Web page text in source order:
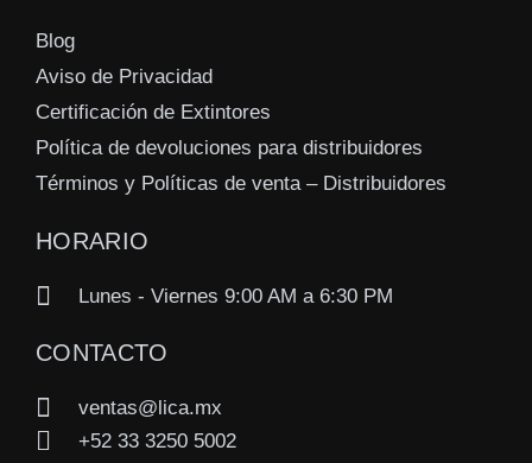
Blog
Aviso de Privacidad
Certificación de Extintores
Política de devoluciones para distribuidores
Términos y Políticas de venta – Distribuidores
HORARIO
Lunes - Viernes 9:00 AM a 6:30 PM
CONTACTO
ventas@lica.mx
+52 33 3250 5002